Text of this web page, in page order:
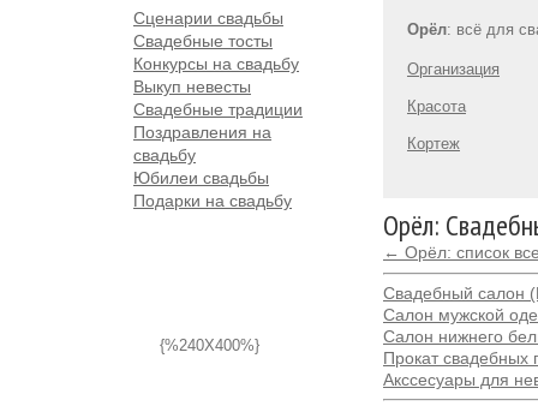
Сценарии свадьбы
Свадебные тосты
Конкурсы на свадьбу
Выкуп невесты
Свадебные традиции
Поздравления на
свадьбу
Юбилеи свадьбы
Подарки на свадьбу
{%240X400%}
Орёл: всё для
Организация
Красота
Кортеж
Орёл:
← Орёл: список
Свадебный салон
Салон мужской
Салон нижнего
Прокат свадебных
Акссесуары для